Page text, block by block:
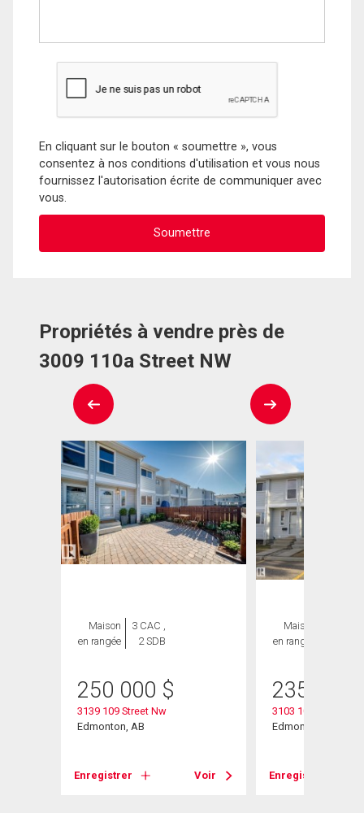
En cliquant sur le bouton « soumettre », vous
consentez à nos conditions d'utilisation et vous nous
fournissez l'autorisation écrite de communiquer avec
vous.
Propriétés à vendre près de
3009 110a Street NW
Maison
en rangée
3 CAC ,
2 SDB
250 000 $
3139 109 Street Nw
Edmonton, AB
Enregistrer Voir
Maison
en rangée
235 000
3103 109 Street
Edmonton, AB
Enregistrer